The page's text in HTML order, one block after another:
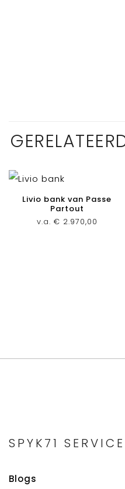
Livio bank van Passe
Partout
v.a. € 2.970,00
SPYK71 SERVICE
Blogs